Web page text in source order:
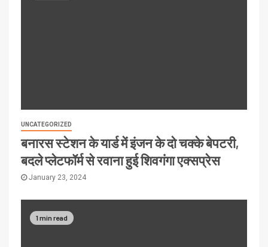
UNCATEGORIZED
बनारस स्टेशन के यार्ड में इंजन के दो चक्के बेपटरी,
बदले प्लेटफॉर्म से रवाना हुई शिवगंगा एक्सप्रेस
January 23, 2024
1 min read